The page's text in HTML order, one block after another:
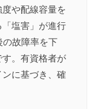
や配線容量を
塩害」が進行
の故障率を下
。有資格者が
に基づき、確